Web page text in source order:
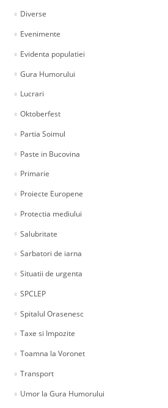
Diverse
Evenimente
Evidenta populatiei
Gura Humorului
Lucrari
Oktoberfest
Partia Soimul
Paste in Bucovina
Primarie
Proiecte Europene
Protectia mediului
Salubritate
Sarbatori de iarna
Situatii de urgenta
SPCLEP
Spitalul Orasenesc
Taxe si Impozite
Toamna la Voronet
Transport
Umor la Gura Humorului